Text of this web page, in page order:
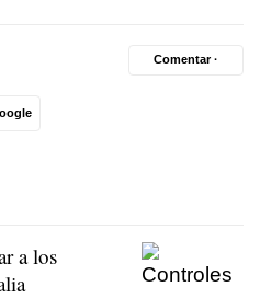
Comentar ·
a los